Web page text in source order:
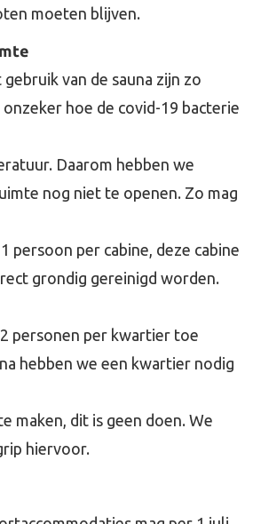
moeten blijven.
van de sauna zijn zo
hoe de covid-19 bacterie
Daarom hebben we
nog niet te openen. Zo mag
persoon per cabine, deze cabine
grondig gereinigd worden.
personen per kwartier toe
hebben we een kwartier nodig
maken, dit is geen doen. We
hiervoor.